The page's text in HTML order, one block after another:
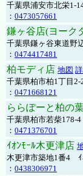
千葉県浦安市北栄1-
： 0473057661
鎌ヶ谷店(ヨーク
千葉県鎌ヶ谷東道野
： 0474417481
柏モディ店 地図
千葉県柏市柏1丁目2-
： 0471668121
ららぽーと柏の
千葉県柏市若柴178-4
： 0471376701
ｲｵﾝﾓｰﾙ木更津店
木更津市築地1番4 ｲ
： 0438306971